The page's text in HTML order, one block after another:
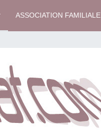
ASSOCIATION FAMILIALE